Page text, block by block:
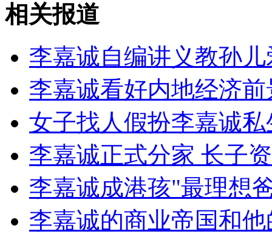
外交部：有关国家言论片面不公正
安徽一实载49人客车翻车
走！跟着总书记去植树
消防员救轻生者 花炮节热闹非凡 减压"枕头大战"
相关报道
李嘉诚自编讲义教孙
李嘉诚看好内地经济
女子找人假扮李嘉诚
李嘉诚正式分家 长子
李嘉诚成港孩"最理想
李嘉诚的商业帝国和他